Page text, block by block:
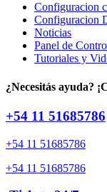
Configuracion
Configuracion
Noticias
Panel de
Tutoriales y
¿Necesitás ayuda?
+54 11 51685786
+54 11 51685786
+54 11 51685786